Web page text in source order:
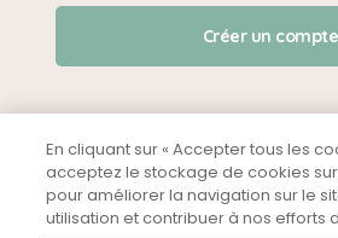
Créer un
Qui sommes-
Nous
Partager sur
Créer un compte
Mentions légales CGU
En cliquant sur « Accepter tous les
acceptez le stockage de cookies
pour améliorer la navigation sur le
utilisation et contribuer à nos efforts